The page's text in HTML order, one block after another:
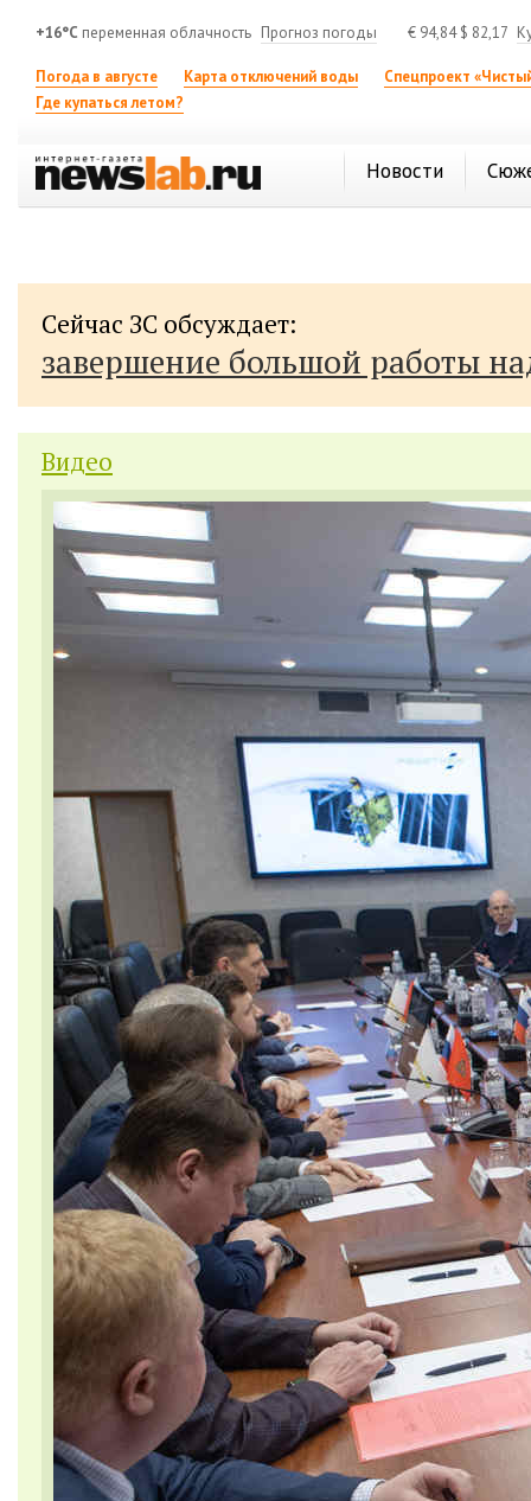
+16°C переменная облачность Прогноз погоды € 94,84$ 82,17
Погода в августе Карта отключений воды
Спецпроект
Где купаться летом?
Новости
Сейчас ЗС обсуждает:
завершение большой работы
Видео